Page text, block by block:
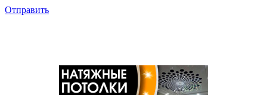
Отправить